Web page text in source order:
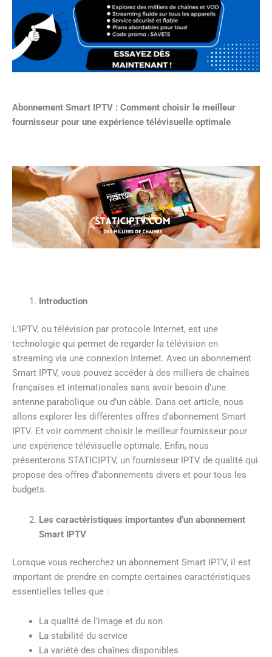
Abonnement Smart IPTV : Comment choisir le meilleur
fournisseur pour une expérience télévisuelle optimale
Introduction
L’IPTV, ou télévision par protocole Internet, est une
technologie qui permet de regarder la télévision en
streaming via une connexion Internet. Avec un abonnement
Smart IPTV, vous pouvez accéder à des milliers de chaînes
françaises et internationales sans avoir besoin d’une
antenne parabolique ou d’un câble. Dans cet article, nous
allons explorer les différentes offres d’abonnement Smart
IPTV. Et voir comment choisir le meilleur fournisseur pour
une expérience télévisuelle optimale. Enfin, nous
présenterons STATICIPTV, un fournisseur IPTV de qualité qui
propose des offres d’abonnements divers et pour tous les
budgets.
Les caractéristiques importantes d’un abonnement
Smart IPTV
Lorsque vous recherchez un abonnement Smart IPTV, il est
important de prendre en compte certaines caractéristiques
essentielles telles que :
La qualité de l’image et du son
La stabilité du service
La variété des chaînes disponibles